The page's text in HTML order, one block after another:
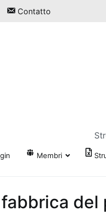
Contatto
Membri
del